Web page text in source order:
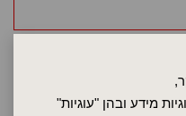
מידע ובהן "עוגיות"